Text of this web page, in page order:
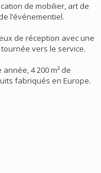
de mobilier, art de
l’événementiel.
de réception avec une
vers le service.
4 200 m² de
fabriqués en Europe.